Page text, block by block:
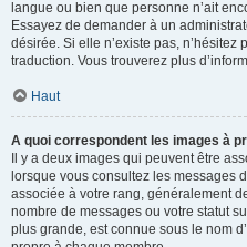
langue ou bien que personne n’ait
Essayez de demander à un
désirée. Si elle n’existe pas,
traduction. Vous trouverez plus
Haut
A quoi correspondent les images à
Il y a deux images qui peuvent être
lorsque vous consultez les messages
associée à votre rang, généralement
nombre de messages ou votre statut
plus grande, est connue sous le nom